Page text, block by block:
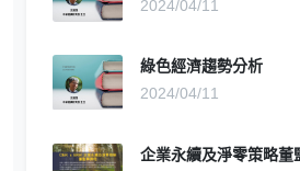
2024/04/11
綠色經濟趨勢分析
2024/04/11
企業永續及淨零策略董